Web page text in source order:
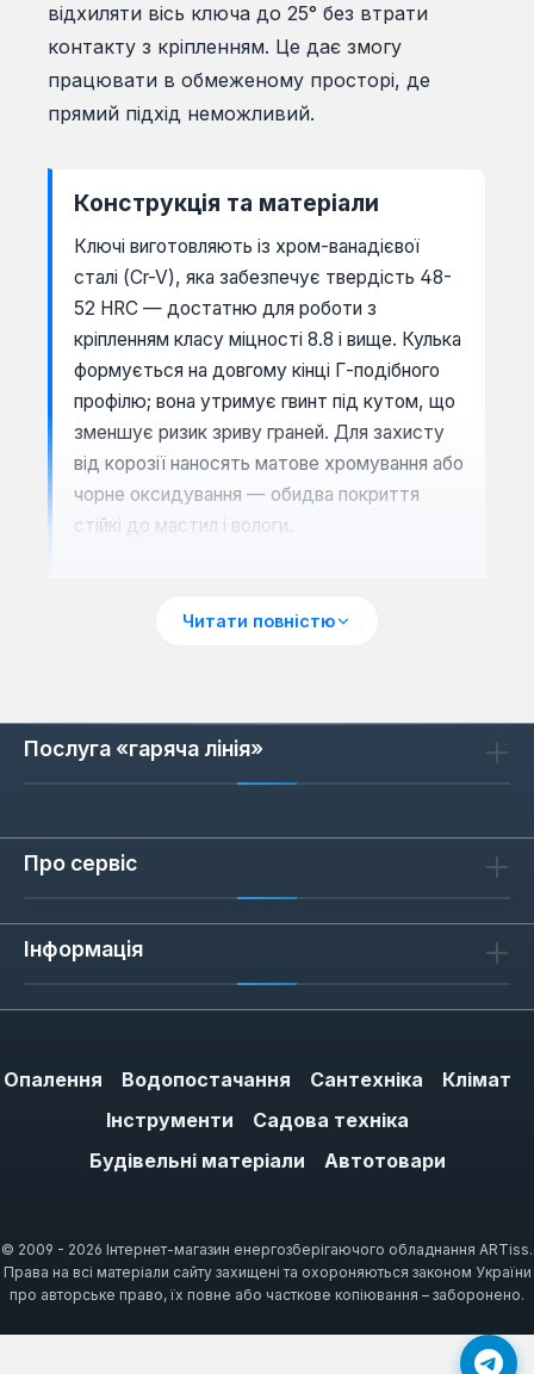
відхиляти вісь ключа до 25° без втрати
контакту з кріпленням. Це дає змогу
працювати в обмеженому просторі, де
прямий підхід неможливий.
Конструкція та матеріали
Ключі виготовляють із хром-ванадієвої
сталі (Cr-V), яка забезпечує твердість 48-
52 HRC — достатню для роботи з
кріпленням класу міцності 8.8 і вище. Кулька
формується на довгому кінці Г-подібного
профілю; вона утримує гвинт під кутом, що
зменшує ризик зриву граней. Для захисту
від корозії наносять матове хромування або
чорне оксидування — обидва покриття
стійкі до мастил і вологи.
Сценарії застосування
до стінки, а також у сервісному
обслуговуванні верстатів і автомобілів —
13 предметів закривають діапазон HEX
від дрібної електроніки (Н1.5) до
сантехнічних з'єднань (Н10).
ключі з маркуванням HEX Н2-Н10 — вони
відповідають стандарту DIN 911. Для
забезпечує щільного прилягання. Якщо
плануєте працювати з м'якими металами
Читати повністю
Послуга «гаряча лінія»
Про сервіс
Інформація
Опалення Водопостачання Сантехніка
Клімат
Інструменти
Садова техніка
Будівельні матеріали
Автотовари
© 2009 - 2026 Інтернет-магазин енергозберігаючого обладнання ARTiss.
Права на всі матеріали сайту захищені та охороняються законом України
про авторське право, їх повне або часткове копіювання – заборонено.